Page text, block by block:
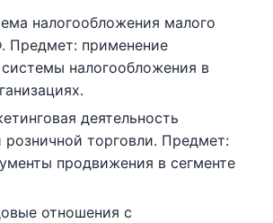
налогообложения малого
Предмет: применение
налогообложения в
деятельность
розничной торговли. Предмет:
продвижения в сегменте
отношения с